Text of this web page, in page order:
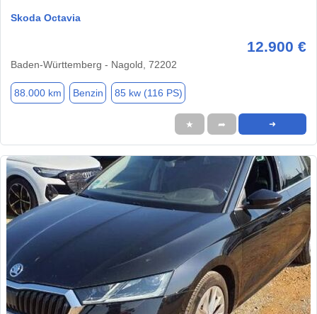
Skoda Octavia
12.900 €
Baden-Württemberg - Nagold, 72202
88.000 km Benzin 85 kw (116 PS)
★ ➦ ➜